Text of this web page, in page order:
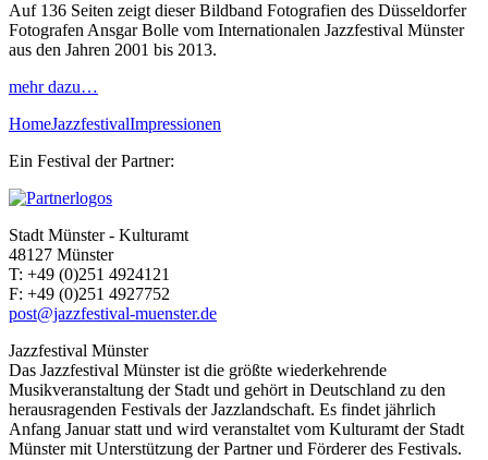
Auf 136 Seiten zeigt dieser Bildband Fotografien des Düsseldorfer
Fotografen Ansgar Bolle vom Internationalen Jazzfestival Münster
aus den Jahren 2001 bis 2013.
mehr dazu…
HomeJazzfestivalImpressionen
Ein Festival der Partner:
Stadt Münster - Kulturamt
48127 Münster
T: +49 (0)251 4924121
F: +49 (0)251 4927752
post@jazzfestival-muenster.de
Jazzfestival Münster
Das Jazzfestival Münster ist die größte wiederkehrende
Musikveranstaltung der Stadt und gehört in Deutschland zu den
herausragenden Festivals der Jazzlandschaft. Es findet jährlich
Anfang Januar statt und wird veranstaltet vom Kulturamt der Stadt
Münster mit Unterstützung der Partner und Förderer des Festivals.